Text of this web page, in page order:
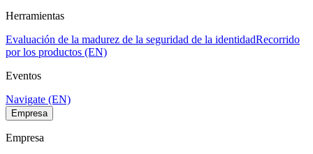
Herramientas
Evaluación de la madurez de la seguridad de la identidadRecorrido
por los productos (EN)
Eventos
Navigate (EN)
Empresa
Empresa